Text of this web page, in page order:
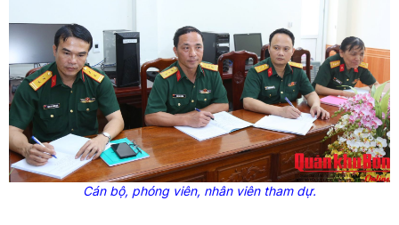
Cán bộ, phóng viên, nhân viên tham dự.